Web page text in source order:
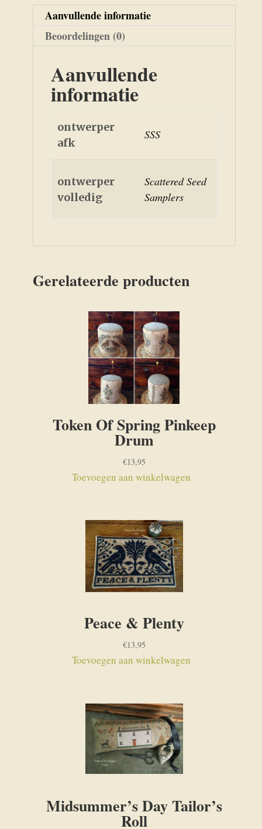
Aanvullende informatie
Beoordelingen (0)
Aanvullende
informatie
ontwerper
afk
SSS
ontwerper
volledig
Scattered Seed
Samplers
Gerelateerde producten
Token Of Spring Pinkeep
Drum
€13,95
Toevoegen aan winkelwagen
Peace & Plenty
€13,95
Toevoegen aan winkelwagen
Midsummer’s Day Tailor’s
Roll